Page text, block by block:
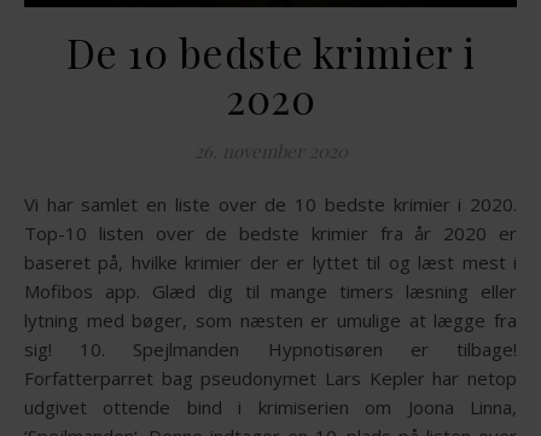
De 10 bedste krimier i
2020
26. november 2020
Vi har samlet en liste over de 10 bedste krimier i 2020.
Top-10 listen over de bedste krimier fra år 2020 er
baseret på, hvilke krimier der er lyttet til og læst mest i
Mofibos app. Glæd dig til mange timers læsning eller
lytning med bøger, som næsten er umulige at lægge fra
sig! 10. Spejlmanden Hypnotisøren er tilbage!
Forfatterparret bag pseudonymet Lars Kepler har netop
udgivet ottende bind i krimiserien om Joona Linna,